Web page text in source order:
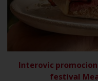
Interovic
festival